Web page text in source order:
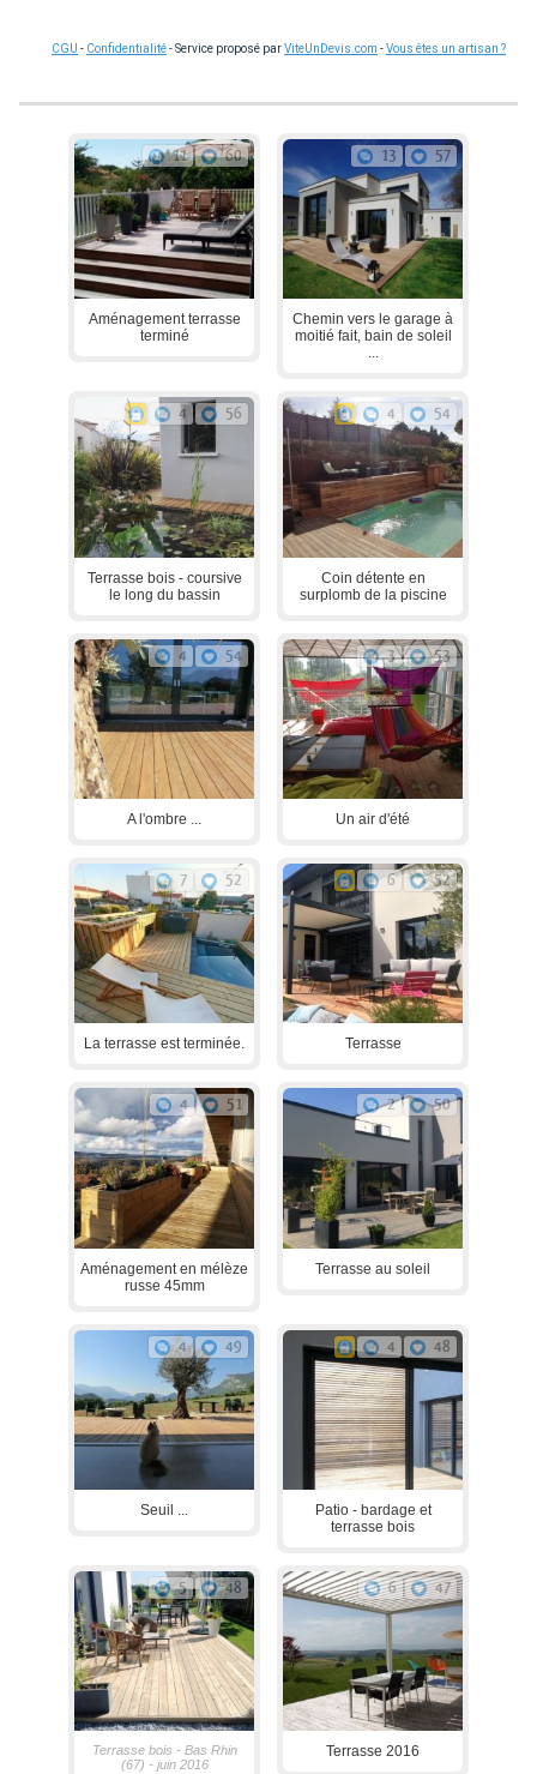
CGU - Confidentialité- Service proposé parViteUnDevis.com -Vous êtes un artisan ?
11 60
Aménagement terrasse
terminé
13 57
Chemin vers le garage à
moitié fait, bain de soleil
...
4 56
Terrasse bois - coursive
le long du bassin
4 54
Coin détente en
surplomb de la piscine
4 54
A l'ombre ...
3 53
Un air d'été
7 52
La terrasse est terminée.
6 52
Terrasse
4 51
Aménagement en mélèze
russe 45mm
2 50
Terrasse au soleil
4 49
Seuil ...
4 48
Patio - bardage et
terrasse bois
5 48
Terrasse bois - Bas Rhin
(67) - juin 2016
6 47
Terrasse 2016